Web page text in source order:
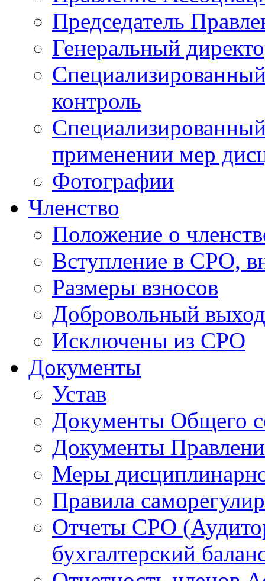
Председатель
Генеральный
контроль
применении мер
Фотографии
Членство
Положение о
Вступление в СРО,
Размеры взносов
Добровольный
Исключены из СРО
Документы
Устав
Документы Общего
Документы
Меры
Правила
Отчеты СРО
бухгалтерский